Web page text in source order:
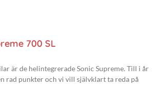
700 SL
är de helintegrerade Sonic Supreme. Till i år
rad punkter och vi vill självklart ta reda på